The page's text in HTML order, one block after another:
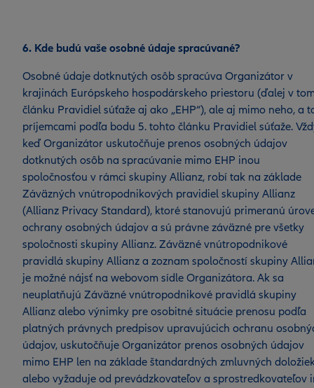
6. Kde budú vaše osobné údaje spracúvané?
Osobné údaje dotknutých osôb spracúva Organizátor v
krajinách Európskeho hospodárskeho priestoru (ďalej v
článku Pravidiel súťaže aj ako „EHP“), ale aj mimo neho, a
príjemcami podľa bodu 5. tohto článku Pravidiel súťaže.
keď Organizátor uskutočňuje prenos osobných údajov
dotknutých osôb na spracúvanie mimo EHP inou
spoločnosťou v rámci skupiny Allianz, robí tak na základe
Záväzných vnútropodnikových pravidiel skupiny Allianz
(Allianz Privacy Standard), ktoré stanovujú primeranú
ochrany osobných údajov a sú právne záväzné pre všetky
spoločnosti skupiny Allianz. Záväzné vnútropodnikové
pravidlá skupiny Allianz a zoznam spoločností skupiny
je možné nájsť na webovom sídle Organizátora. Ak sa
neuplatňujú Záväzné vnútropodnikové pravidlá skupiny
Allianz alebo výnimky pre osobitné situácie prenosu podľa
platných právnych predpisov upravujúcich ochranu
údajov, uskutočňuje Organizátor prenos osobných údajov
mimo EHP len na základe štandardných zmluvných
alebo vyžaduje od prevádzkovateľov a sprostredkovateľov